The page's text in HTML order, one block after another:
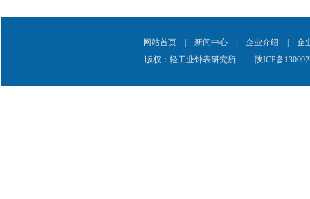
网站首页 新闻中心 企业介绍
企
版权：轻工业钟表研究所
陕ICP备